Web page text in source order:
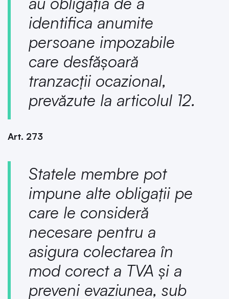
identifica anumite
persoane impozabile
care desfășoară
tranzacții ocazional,
prevăzute la articolul 12.
Art. 273
Statele membre pot
impune alte obligații pe
care le consideră
necesare pentru a
asigura colectarea în
mod corect a TVA și a
preveni evaziunea, sub